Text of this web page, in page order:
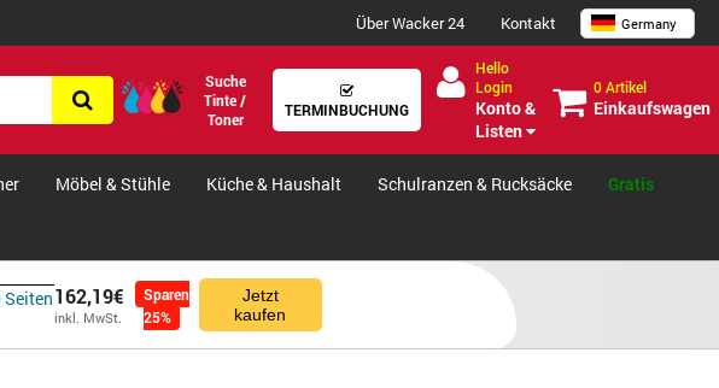
Über Wacker 24 Kontakt Germany
Suche
Tinte /
Toner
TERMINBUCHUNG
Hello
Login
Konto &
Listen
0 Artikel
Einkaufswagen
Möbel & Stühle Küche & Haushalt Schulranzen & Rucksäcke Gratis
162,19€
inkl. MwSt.
Sparen
25%
Jetzt
kaufen